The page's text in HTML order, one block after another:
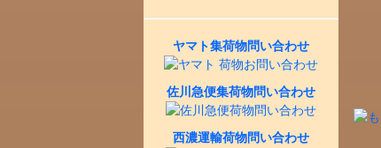
ヤマト集荷物問い合わせ
佐川急便集荷物問い合わせ
西濃運輸荷物問い合わせ